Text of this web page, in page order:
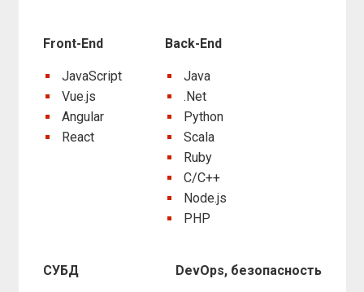
Front-End
JavaScript
Vue.js
Angular
React
Back-End
Java
.Net
Python
Scala
Ruby
C/C++
Node.js
PHP
СУБД DevOps, безопасность